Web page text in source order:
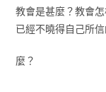
教會是甚麼？教會
已經不曉得自己所
麼？